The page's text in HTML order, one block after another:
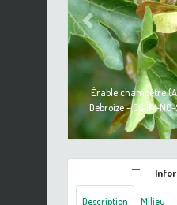
Érable champêtre
Debroize - CC BY-
Previous
Description Milieu